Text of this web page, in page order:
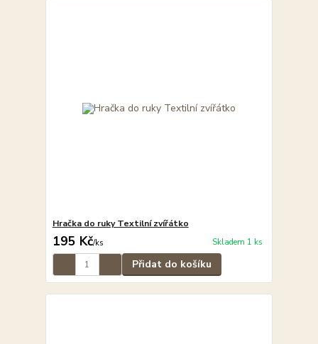
Hračka do ruky Textilní zvířátko
195 Kč/ks Skladem 1 ks
Přidat do košíku